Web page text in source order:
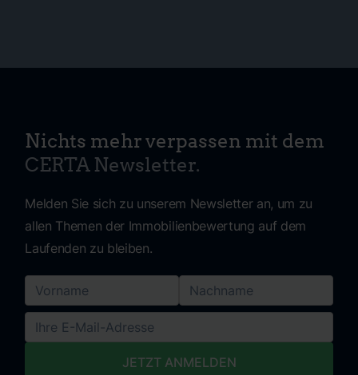
Nichts mehr verpassen mit dem
CERTA Newsletter.
Melden Sie sich zu unserem Newsletter an, um zu
allen Themen der Immobilienbewertung auf dem
Laufenden zu bleiben.